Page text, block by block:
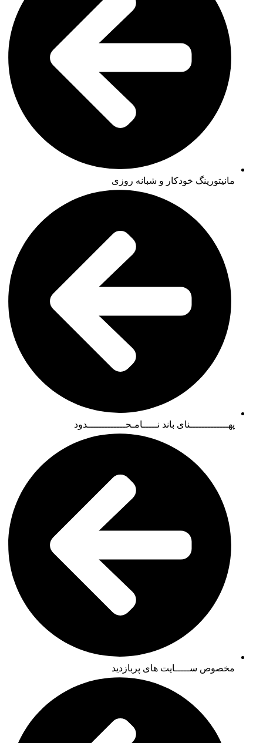
مانیتورینگ خودکار و شبانه روزی
پهـــــــــــــنای باند نـــــامـحـــــــــــــدود
مخصوص ســـــایت های پربازدید